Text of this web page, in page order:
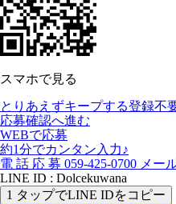
スマホで見る
とりあえずキープする登録不
応募確認へ進む
WEBで応募
約1分でカンタン入力♪
電 話 応 募 059-425-0700 メー
LINE ID : Dolcekuwana
1 タップでLINE IDをコピー